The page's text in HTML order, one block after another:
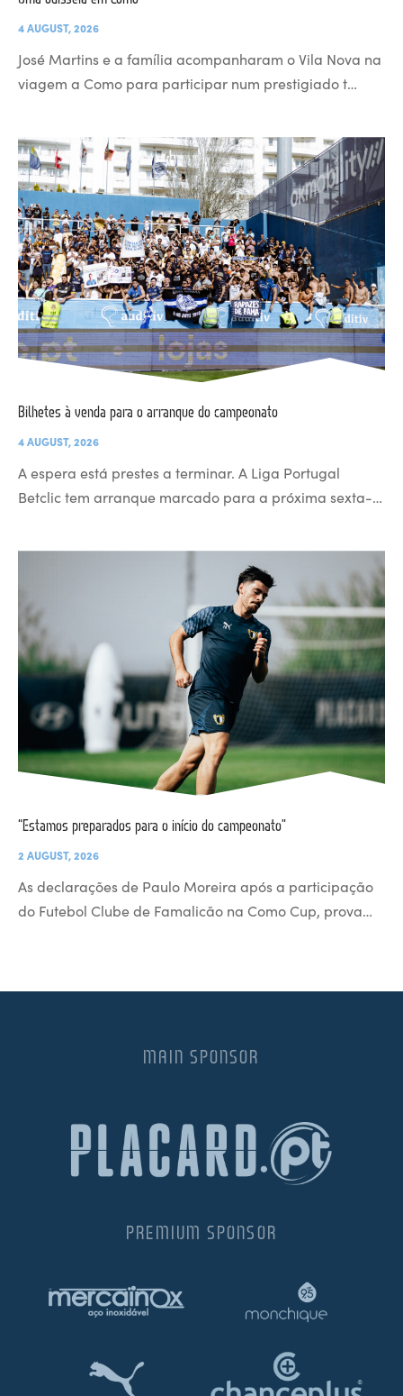
4 AUGUST, 2026
José Martins e a família acompanharam o Vila Nova na
viagem a Como para participar num prestigiado t…
Bilhetes à venda para o arranque do campeonato
4 AUGUST, 2026
A espera está prestes a terminar. A Liga Portugal
Betclic tem arranque marcado para a próxima sexta-…
“Estamos preparados para o início do campeonato”
2 AUGUST, 2026
As declarações de Paulo Moreira após a participação
do Futebol Clube de Famalicão na Como Cup, prova…
MAIN SPONSOR
PREMIUM SPONSOR